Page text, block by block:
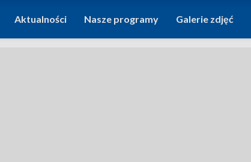
Aktualności Nasze programy Galerie zdjęć